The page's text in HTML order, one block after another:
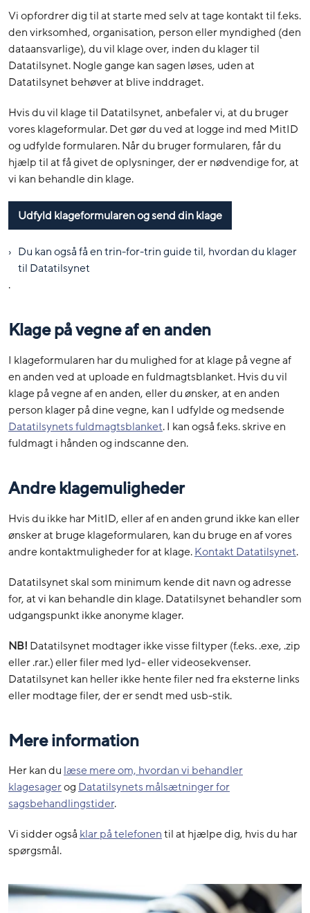
Vi opfordrer dig til at starte med selv at tage kontakt til f.eks.
den virksomhed, organisation, person eller myndighed (den
dataansvarlige), du vil klage over, inden du klager til
Datatilsynet. Nogle gange kan sagen løses, uden at
Datatilsynet behøver at blive inddraget.
Hvis du vil klage til Datatilsynet, anbefaler vi, at du bruger
vores klageformular. Det gør du ved at logge ind med MitID
og udfylde formularen. Når du bruger formularen, får du
hjælp til at få givet de oplysninger, der er nødvendige for, at
vi kan behandle din klage.
Udfyld klageformularen og send din klage
Du kan også få en trin-for-trin guide til, hvordan du klager
til Datatilsynet
.
Klage på vegne af en anden
I klageformularen har du mulighed for at klage på vegne af
en anden ved at uploade en fuldmagtsblanket. Hvis du vil
klage på vegne af en anden, eller du ønsker, at en anden
person klager på dine vegne, kan I udfylde og medsende
Datatilsynets fuldmagtsblanket. I kan også f.eks. skrive en
fuldmagt i hånden og indscanne den.
Andre klagemuligheder
Hvis du ikke har MitID, eller af en anden grund ikke kan eller
ønsker at bruge klageformularen, kan du bruge en af vores
andre kontaktmuligheder for at klage.Kontakt Datatilsynet.
Datatilsynet skal som minimum kende dit navn og adresse
for, at vi kan behandle din klage. Datatilsynet behandler som
udgangspunkt ikke anonyme klager.
NB! Datatilsynet modtager ikke visse filtyper (f.eks. .exe, .zip
eller .rar.) eller filer med lyd- eller videosekvenser.
Datatilsynet kan heller ikke hente filer ned fra eksterne links
eller modtage filer, der er sendt med usb-stik.
Mere information
Her kan du læse mere om, hvordan vi behandler
klagesagerog Datatilsynets målsætninger for
sagsbehandlingstider.
Vi sidder også klar på telefonentil at hjælpe dig, hvis du har
spørgsmål.